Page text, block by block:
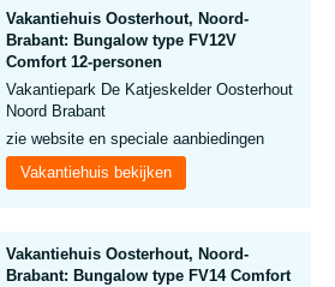
Vakantiehuis Oosterhout, Noord-
Brabant: Bungalow type FV12V
Comfort 12-personen
Vakantiepark De Katjeskelder Oosterhout
Noord Brabant
zie website en speciale aanbiedingen
Vakantiehuis bekijken
Vakantiehuis Oosterhout, Noord-
Brabant: Bungalow type FV14 Comfort